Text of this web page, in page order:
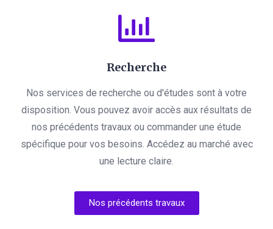
Recherche
Nos services de recherche ou d'études sont à votre
disposition. Vous pouvez avoir accès aux résultats de
nos précédents travaux ou commander une étude
spécifique pour vos besoins. Accédez au marché avec
une lecture claire.
Nos précédents travaux